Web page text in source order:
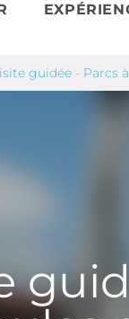
guidée - Parcs